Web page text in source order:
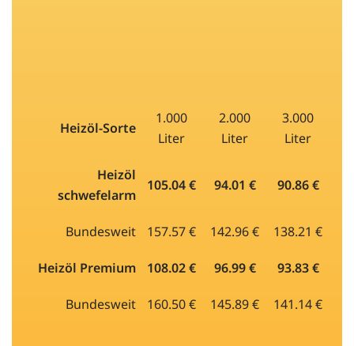
Heizöl-Sorte
1.000
Liter
2.000
Liter
3.000
Liter
Heizöl
schwefelarm
105.04 € 94.01 € 90.86 €
Bundesweit 157.57 € 142.96 € 138.21 €
Heizöl Premium 108.02 € 96.99 € 93.83 €
Bundesweit 160.50 € 145.89 € 141.14 €